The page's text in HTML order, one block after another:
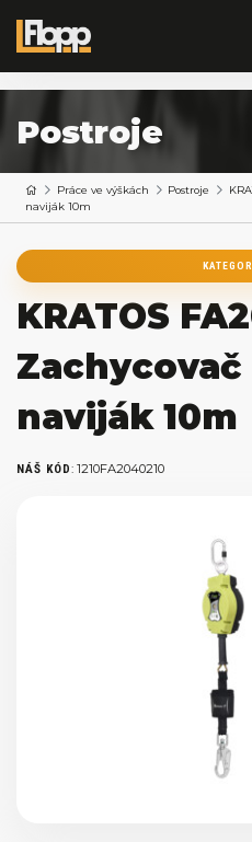
Postroje
Práce ve výškách Postroje
naviják 10m
KRATOS
Zachycovač
naviják 10m
NÁŠ KÓD: 1210FA2040210